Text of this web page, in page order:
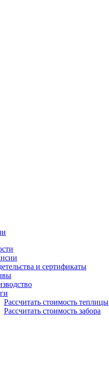
и сертификаты
Рассчитать стоимость теплицы
Рассчитать стоимость забора